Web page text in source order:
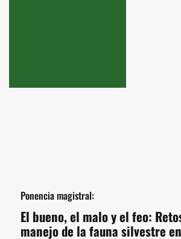
Ponencia magistral:
El bueno, el malo y el feo:
manejo de la fauna silvestre